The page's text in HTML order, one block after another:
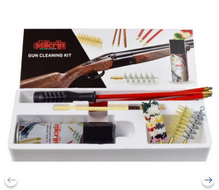
keyboard_backspace arrow_right_alt